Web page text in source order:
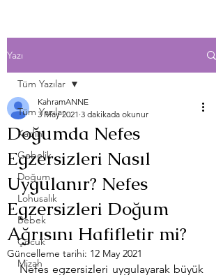
Yazı
Tüm Yazılar
Kadın
Gebelik
Doğum
Lohusalık
Bebek
Çocuk
Mizah
Tüm Yazılar
Doğumda Nefes
Egzersizleri Nasıl
Uygulanır? Nefes
Egzersizleri Doğum
Ağrısını Hafifletir mi?
KahramANNE
3 May 2021 3 dakikada okunur
Güncelleme tarihi: 12 May 2021
Nefes egzersizleri uygulayarak büyük